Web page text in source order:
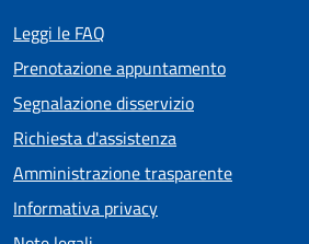
Leggi le FAQ
Prenotazione appuntamento
Segnalazione disservizio
Richiesta d'assistenza
Amministrazione trasparente
Informativa privacy